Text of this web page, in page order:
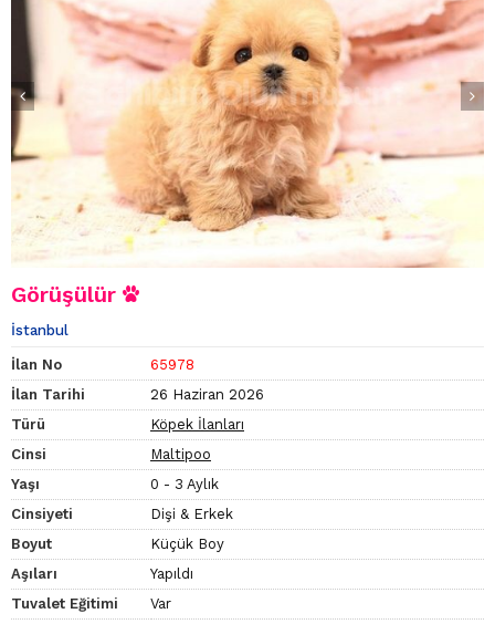
Görüşülür
İstanbul
İlan No
65978
İlan Tarihi
26 Haziran 2026
Türü
Köpek İlanları
Cinsi
Maltipoo
Yaşı
0 - 3 Aylık
Cinsiyeti
Dişi & Erkek
Boyut
Küçük Boy
Aşıları
Yapıldı
Tuvalet Eğitimi
Var